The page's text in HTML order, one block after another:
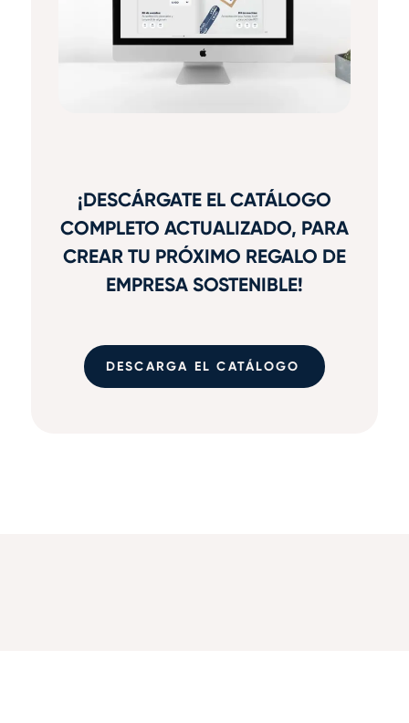
¡DESCÁRGATE EL CATÁLOGO
COMPLETO ACTUALIZADO, PARA
CREAR TU PRÓXIMO REGALO DE
EMPRESA SOSTENIBLE!
DESCARGA EL CATÁLOGO